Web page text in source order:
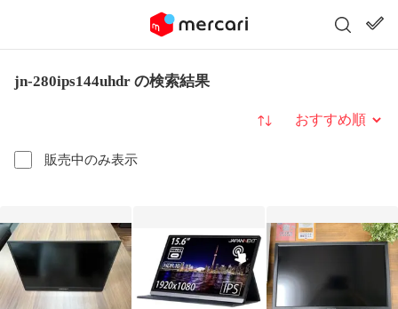
jn-280ips144uhdr の検索結果
販売中のみ表示
並び替え